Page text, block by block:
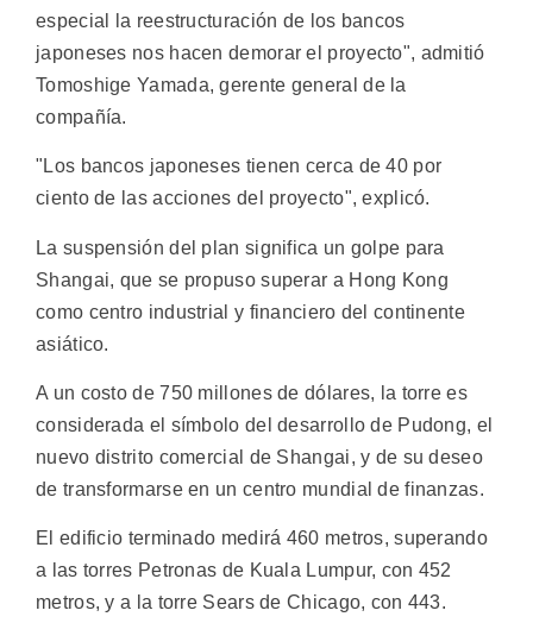
especial la reestructuración de los bancos
japoneses nos hacen demorar el proyecto", admitió
Tomoshige Yamada, gerente general de la
compañía.
"Los bancos japoneses tienen cerca de 40 por
ciento de las acciones del proyecto", explicó.
La suspensión del plan significa un golpe para
Shangai, que se propuso superar a Hong Kong
como centro industrial y financiero del continente
asiático.
A un costo de 750 millones de dólares, la torre es
considerada el símbolo del desarrollo de Pudong, el
nuevo distrito comercial de Shangai, y de su deseo
de transformarse en un centro mundial de finanzas.
El edificio terminado medirá 460 metros, superando
a las torres Petronas de Kuala Lumpur, con 452
metros, y a la torre Sears de Chicago, con 443.